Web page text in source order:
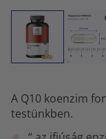
A Q10 koenzim
testünkben.